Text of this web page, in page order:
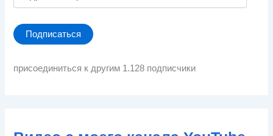
е
с
е
Подписаться
присоединиться к другим 1.128 подписчики